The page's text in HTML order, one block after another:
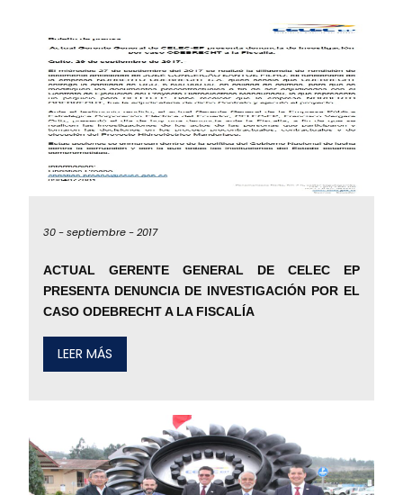
30 -septiembre -2017
ACTUAL GERENTE GENERAL DE CELEC EP
PRESENTA DENUNCIA DE INVESTIGACIÓN POR EL
CASO ODEBRECHT A LA FISCALÍA
LEER MÁS